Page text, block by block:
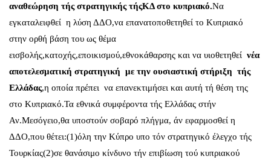
αναθεώρηση τής στρατηγικής τήςΚΔ στο κυπριακό.Να
εγκαταλειφθεί η λύση ΔΔΟ,να επανατοποθετηθεί το Κυπριακό
στην ορθή βάση του ως θέμα
εισβολής,κατοχής,εποικισμού,εθνοκάθαρσης και να υιοθετηθεί νέα
αποτελεσματική στρατηγική με την ουσιαστική στήριξη τής
Ελλάδας,η οποία πρέπει να επανεκτιμήσει και αυτή τή θέση της
στο Κυπριακό.Τα εθνικά συμφέροντα τής Ελλάδας στήν
Αν.Μεσόγειο,θα υποστούν σοβαρό πλήγμα, άν εφαρμοσθεί η
ΔΔΟ,που θέτει:(1)όλη την Κύπρο υπο τόν στρατηγικό έλεγχο τής
Τουρκίας(2)σε θανάσιμο κίνδυνο τήν επιβίωση τού κυπριακού